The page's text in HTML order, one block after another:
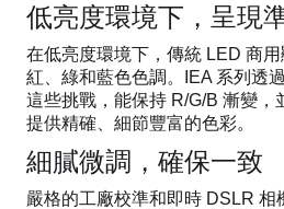
低亮度環境下，呈現
在低亮度環境下，傳統 LED 商
紅、綠和藍色色調。IEA 系列透
這些挑戰，能保持 R/G/B 漸變，
提供精確、細節豐富的色彩。
細膩微調，確保一致
嚴格的工廠校準和即時 DSLR 相